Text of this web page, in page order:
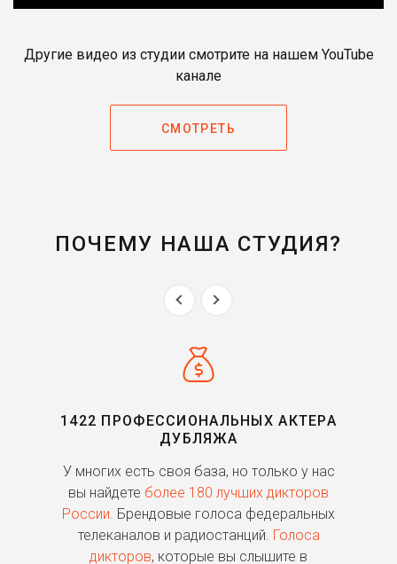
Другие видео из студии смотрите на нашем YouTube
канале
СМОТРЕТЬ
ПОЧЕМУ НАША СТУДИЯ?
1422 ПРОФЕССИОНАЛЬНЫХ АКТЕРА
ДУБЛЯЖА
У многих есть своя база, но только у нас
вы найдете более 180 лучших дикторов
России. Брендовые голоса федеральных
телеканалов и радиостанций. Голоса
дикторов, которые вы слышите в